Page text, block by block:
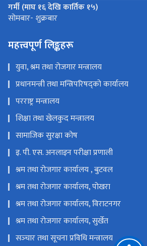
गर्मी (माघ १६ देखि कार्तिक १५)
सोमबार- शुक्रबार
महत्त्वपूर्ण लिङ्कहरू
युवा, श्रम तथा रोजगार मन्त्रालय
प्रधानमन्त्री तथा मन्त्रिपरिषद्को कार्यालय
परराष्ट्र मन्त्रालय
शिक्षा तथा खेलकुद मन्त्रालय
सामाजिक सुरक्षा कोष
इ. पी. एस. अनलाइन परीक्षा प्रणाली
श्रम तथा रोजगार कार्यालय , बुटवल
श्रम तथा रोजगार कार्यालय, पोखरा
श्रम तथा रोजगार कार्यालय, विराटनगर
श्रम तथा रोजगार कार्यालय, सुर्खेत
सञ्‍चार तथा सूचना प्रविधि मन्त्रालय